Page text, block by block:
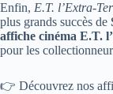
Enfin, E.T. l’Extra-
plus grands succès de
affiche cinéma E.T.
pour les
👉 Découvrez nos